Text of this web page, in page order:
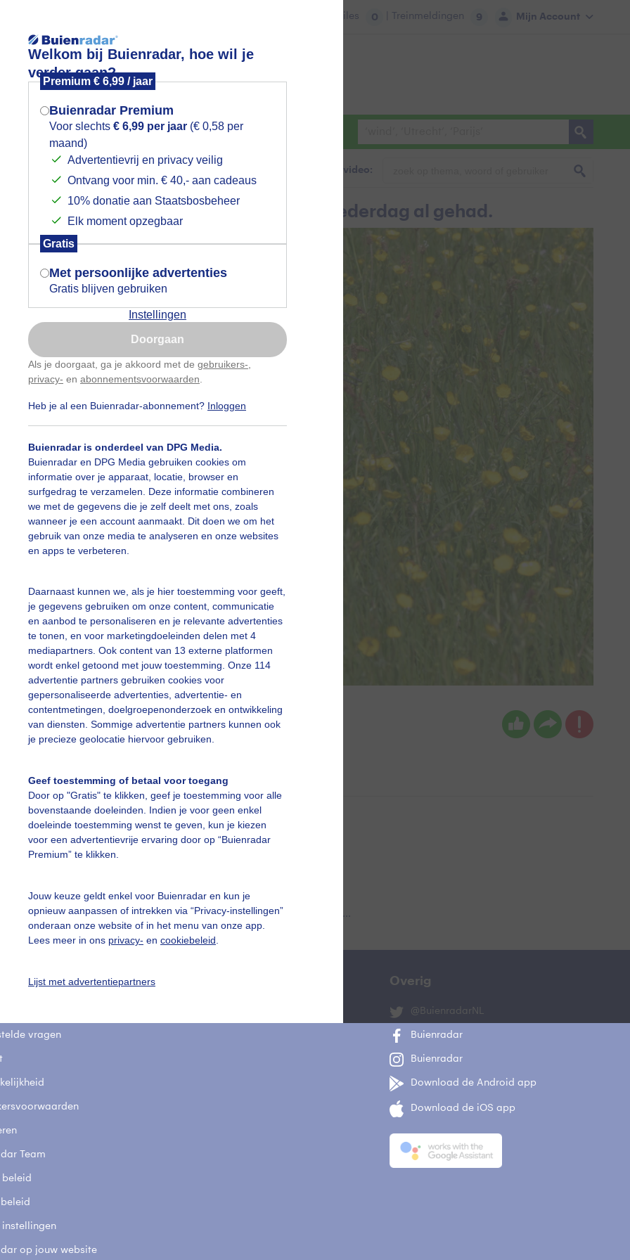
Welkom bij Buienradar, hoe wil je
verder gaan?
Premium € 6,99 / jaar
Buienradar Premium
Voor slechts € 6,99 per jaar (€ 0,58 per
maand)
Advertentievrij en privacy veilig
Ontvang voor min. € 40,- aan cadeaus
10% donatie aan Staatsbosbeheer
Elk moment opzegbaar
Gratis
Met persoonlijke advertenties
Gratis blijven gebruiken
Instellingen
Doorgaan
Als je doorgaat, ga je akkoord met de gebruikers-
privacy- en abonnementsvoorwaarden
Heb je al een Buienradar-abonnement? Inloggen
Buienradar is onderdeel van DPG Media.
Buienradar en DPG Media gebruiken cookies om
informatie over je apparaat, locatie, browser en
surfgedrag te verzamelen. Deze informatie combineren
we met de gegevens die je zelf deelt met ons, zoals
wanneer je een account aanmaakt. Dit doen we om het
gebruik van onze media te analyseren en onze websites
en apps te verbeteren.
Daarnaast kunnen we, als je hier toestemming voor geeft,
je gegevens gebruiken om onze content, communicatie
en aanbod te personaliseren en je relevante advertenties
te tonen, en voor marketingdoeleinden delen met 4
mediapartners. Ook content van 13 externe platformen
wordt enkel getoond met jouw toestemming. Onze 114
advertentie partners gebruiken cookies voor
gepersonaliseerde advertenties, advertentie- en
contentmetingen, doelgroepenonderzoek en ontwikkeling
van diensten. Sommige advertentie partners kunnen ook
je precieze geolocatie hiervoor gebruiken.
Geef toestemming of betaal voor toegang
Door op "Gratis" te klikken, geef je toestemming voor alle
bovenstaande doeleinden. Indien je voor geen enkel
doeleinde toestemming wenst te geven, kun je kiezen
voor een advertentievrije ervaring door op “Buienradar
Premium” te klikken.
Jouw keuze geldt enkel voor Buienradar en kun je
opnieuw aanpassen of intrekken via “Privacy-instellingen”
onderaan onze website of in het menu van onze app.
Lees meer in ons privacy- en cookiebeleid
Lijst met advertentiepartners
Mijn Account
Files 0 | Treinmeldingen 9
Foto en video Weerzine
Zoeken in foto & video:
grutto heeft haar bloemetje voor Moederdag al gehad.
van Eemnes vanmiddag.
Chris Meewis Gemaakt: 09-05-2026, 29x bekeken
slideshow
Een moment geduld aub...
vragen
Team
beleid
instellingen
op jouw website
Overig
@BuienradarNL
Buienradar
Buienradar
Download de Android app
Download de iOS app
Mogen we je locatie gebruiken voor
het weer?
Indien je hier nog geen akkoord op hebt
gegeven, verschijnt er zo een pop-up uit
je browser waarin deze toestemming
gevraagd wordt.
Is goed, toon de popup
Nu niet, misschien later
Gebruik je Safari en wil je niet elke dag deze pop-up
Klikhierom dit aan te passen